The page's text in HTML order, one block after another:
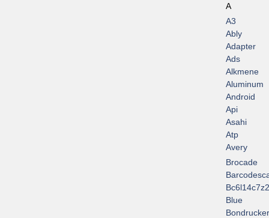
A
A3
Ably
Adapter
Ads
Alkmene
Aluminum
Android
Api
Asahi
Atp
Avery
Brocade
Blue
Bondrucker